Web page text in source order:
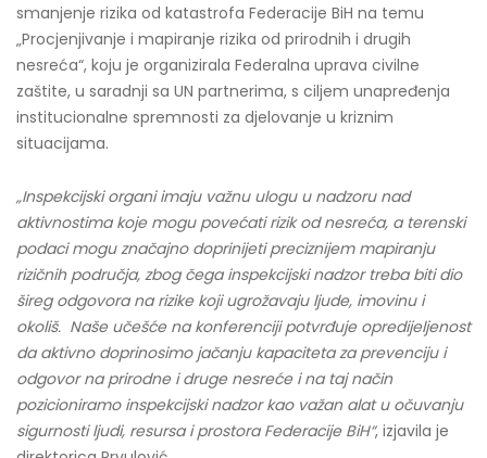
smanjenje rizika od katastrofa Federacije BiH na temu
„Procjenjivanje i mapiranje rizika od prirodnih i drugih
nesreća“, koju je organizirala Federalna uprava civilne
zaštite, u saradnji sa UN partnerima, s ciljem unapređenja
institucionalne spremnosti za djelovanje u kriznim
situacijama.
„Inspekcijski organi imaju važnu ulogu u nadzoru nad
aktivnostima koje mogu povećati rizik od nesreća, a terenski
podaci mogu značajno doprinijeti preciznijem mapiranju
rizičnih područja, zbog čega inspekcijski nadzor treba biti dio
šireg odgovora na rizike koji ugrožavaju ljude, imovinu i
okoliš. Naše učešće na konferenciji potvrđuje opredijeljenost
da aktivno doprinosimo jačanju kapaciteta za prevenciju i
odgovor na prirodne i druge nesreće i na taj način
pozicioniramo inspekcijski nadzor kao važan alat u očuvanju
sigurnosti ljudi, resursa i prostora Federacije BiH“, izjavila je